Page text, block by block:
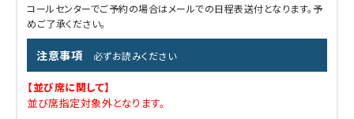
コールセンターでご予約の場合はメールでの日程表送付となります。予
めご了承ください。
注意事項 必ずお読みください
【並び席に関して】
並び席指定対象外となります。